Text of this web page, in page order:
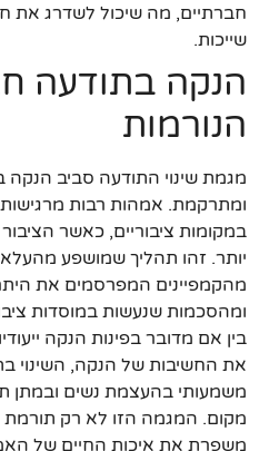
חברתיים, מה שיכול לשדרג את
שייכות.
הנקה בתודעה
הנורמות
מגמת שינוי התודעה סביב הנקה
ומתרקמת. אמהות רבות מרגישות
במקומות ציבוריים, כאשר
יותר. זהו תהליך שמושפע
מהקמפיינים המפרסמים את
ומהסכמות שנעשות במוסדות
בין אם מדובר בפינות הנקה
את החשיבות של הנקה, השינוי
משמעותי בהעצמת נשים ובמתן
מקום. המגמה הזו לא רק תורמת
משפרת את איכות החיים של